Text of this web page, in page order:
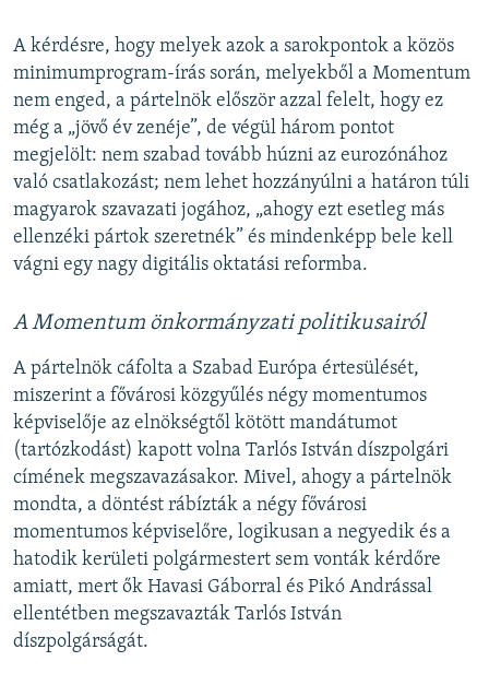
A kérdésre, hogy melyek azok a sarokpontok a közös
minimumprogram-írás során, melyekből a Momentum
nem enged, a pártelnök először azzal felelt, hogy ez
még a „jövő év zenéje”, de végül három pontot
megjelölt: nem szabad tovább húzni az eurozónához
való csatlakozást; nem lehet hozzányúlni a határon túli
magyarok szavazati jogához, „ahogy ezt esetleg más
ellenzéki pártok szeretnék” és mindenképp bele kell
vágni egy nagy digitális oktatási reformba.
A Momentum önkormányzati politikusairól
A pártelnök cáfolta a Szabad Európa értesülését,
miszerint a fővárosi közgyűlés négy momentumos
képviselője az elnökségtől kötött mandátumot
(tartózkodást) kapott volna Tarlós István díszpolgári
címének megszavazásakor. Mivel, ahogy a pártelnök
mondta, a döntést rábízták a négy fővárosi
momentumos képviselőre, logikusan a negyedik és a
hatodik kerületi polgármestert sem vonták kérdőre
amiatt, mert ők Havasi Gáborral és Pikó Andrással
ellentétben megszavazták Tarlós István
díszpolgárságát.